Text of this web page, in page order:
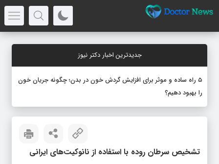
جدیدترین اخبار دکتر نیوز
۵ راه ساده و موثر برای افزایش گردش خون در بدن؛ چگونه جریان خون
را بهبود دهیم؟
تشخیص سرطان روده با استفاده از نانوکیت‌های ایرانی